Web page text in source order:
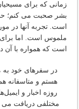
زمانی که برای
بشر صحبت می کنم؛
است. تجربه آنها در
ملموس است. اما برای
است که همواره با
در سفرهای خود به
هستم و متاسفانه
روزه اخبار و
مختلفی دریافت می